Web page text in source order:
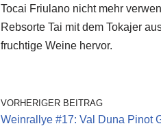
Tocai Friulano nicht mehr
Rebsorte Tai mit dem Tokajer
fruchtige Weine hervor.
VORHERIGER BEITRAG
Weinrallye #17: Val Duna Pinot